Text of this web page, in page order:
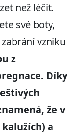
než léčit.
své boty,
vzniku
z
Díky
že v
a